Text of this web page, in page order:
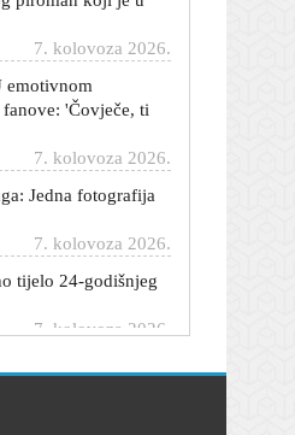
7. kolovoza 2026.
emotivnom
'Čovječe, ti
7. kolovoza 2026.
Jedna fotografija
7. kolovoza 2026.
tijelo 24-godišnjeg
7. kolovoza 2026.
sastao se s
7. kolovoza 2026.